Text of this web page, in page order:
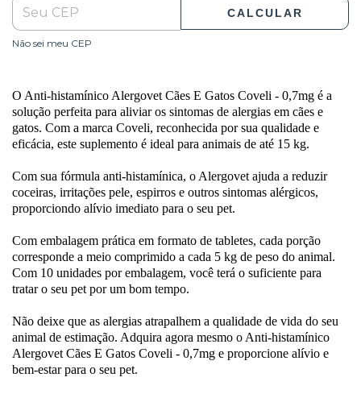
CALCULAR
Não sei meu CEP
O Anti-histamínico Alergovet Cães E Gatos Coveli - 0,7mg é a
solução perfeita para aliviar os sintomas de alergias em cães e
gatos. Com a marca Coveli, reconhecida por sua qualidade e
eficácia, este suplemento é ideal para animais de até 15 kg.
Com sua fórmula anti-histamínica, o Alergovet ajuda a reduzir
coceiras, irritações pele, espirros e outros sintomas alérgicos,
proporciondo alívio imediato para o seu pet.
Com embalagem prática em formato de tabletes, cada porção
corresponde a meio comprimido a cada 5 kg de peso do animal.
Com 10 unidades por embalagem, você terá o suficiente para
tratar o seu pet por um bom tempo.
Não deixe que as alergias atrapalhem a qualidade de vida do seu
animal de estimação. Adquira agora mesmo o Anti-histamínico
Alergovet Cães E Gatos Coveli - 0,7mg e proporcione alívio e
bem-estar para o seu pet.